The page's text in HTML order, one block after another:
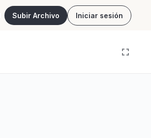
Subir Archivo Iniciar sesión